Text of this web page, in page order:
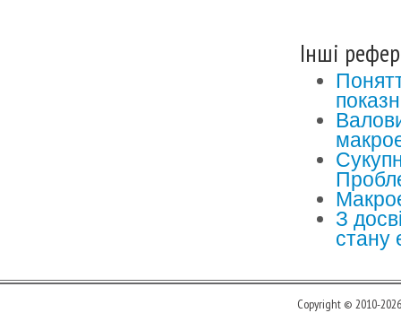
Інші
З
стану
Copyright © 2010-